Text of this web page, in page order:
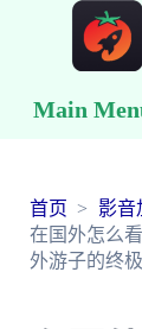
Main
首页
影音
在国外怎么
外游子的终